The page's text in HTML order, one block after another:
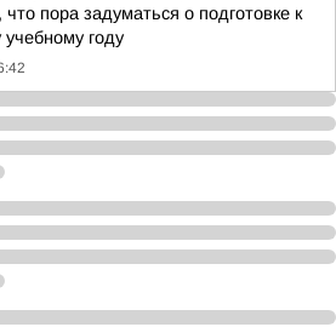
что пора задуматься о подготовке к
учебному году